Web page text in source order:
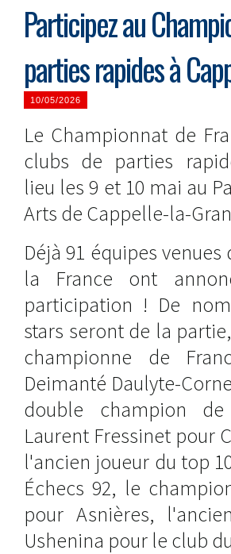
Participez au
parties rapides à
10/05/2026
Le Championnat de
clubs de parties
lieu les 9 et 10 mai au
Arts de Cappelle-la-
Déjà 91 équipes venues
la France ont
participation ! De
stars seront de la
championne de
Deimanté Daulyte-
double champion de
Laurent Fressinet pour
l'ancien joueur du top
Échecs 92, le
pour Asnières,
Ushenina pour le club